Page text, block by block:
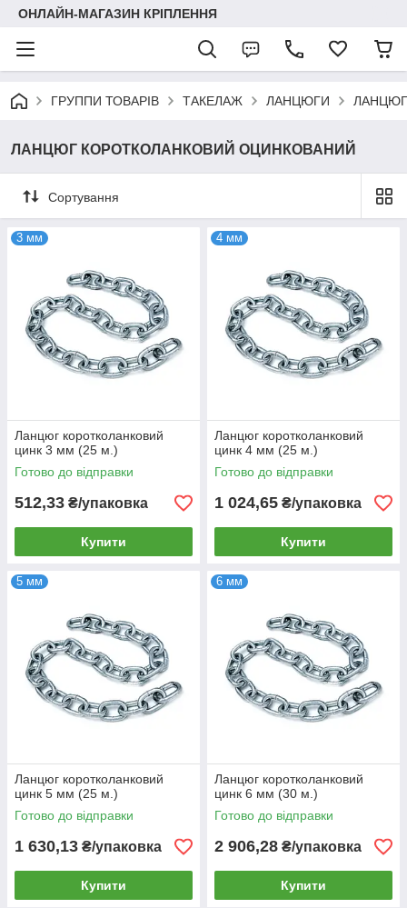
ОНЛАЙН-МАГАЗИН КРІПЛЕННЯ
ГРУППИ ТОВАРІВ ТАКЕЛАЖ ЛАНЦЮГИ
ЛАНЦЮГ КОРОТКОЛАНКОВИЙ ОЦИНКОВАНИЙ
Сортування
3 мм
Ланцюг коротколанковий
цинк 3 мм (25 м.)
Готово до відправки
512,33 ₴/упаковка
Купити
4 мм
Ланцюг коротколанковий
цинк 4 мм (25 м.)
Готово до відправки
1 024,65 ₴/упаковка
Купити
5 мм
Ланцюг коротколанковий
цинк 5 мм (25 м.)
Готово до відправки
1 630,13 ₴/упаковка
Купити
6 мм
Ланцюг коротколанковий
цинк 6 мм (30 м.)
Готово до відправки
2 906,28 ₴/упаковка
Купити